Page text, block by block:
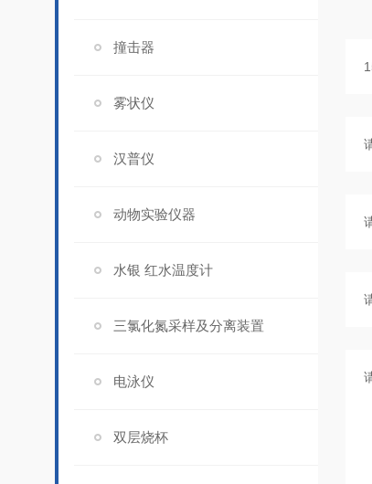
撞击器
雾状仪
汉普仪
动物实验仪器
水银 红水温度计
三氯化氮采样及分离装置
电泳仪
双层烧杯